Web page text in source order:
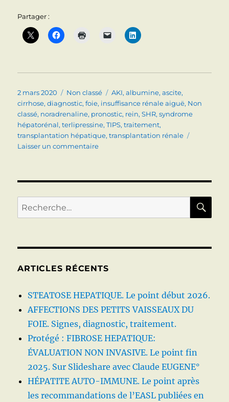
Partager :
Publié
le
2 mars 2020 Catégories
Non classé Étiquettes
AKI,albumine,ascite,
cirrhose,diagnostic,foie, insuffisance rénale aiguë, Non
classé, noradrenaline, pronostic, rein,SHR,syndrome
hépatorénal,terlipressine,TIPS,traitement,
transplantation hépatique,transplantation rénale
Laisser un commentairesur
aiguë
Recherche
pour :
ARTICLES RÉCENTS
STEATOSE HEPATIQUE. Le point début 2026.
AFFECTIONS DES PETITS VAISSEAUX DU
FOIE. Signes, diagnostic, traitement.
Protégé : FIBROSE HEPATIQUE:
ÉVALUATION NON INVASIVE. Le point fin
2025. Sur Slideshare avec Claude EUGENE°
HÉPATITE AUTO-IMMUNE. Le point après
les recommandations de l’EASL publiées en